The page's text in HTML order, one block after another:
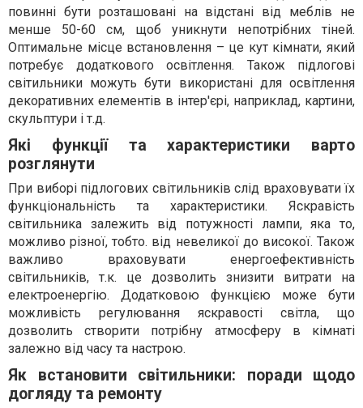
повинні бути розташовані на відстані від меблів не
менше 50-60 см, щоб уникнути непотрібних тіней.
Оптимальне місце встановлення – це кут кімнати, який
потребує додаткового освітлення. Також підлогові
світильники можуть бути використані для освітлення
декоративних елементів в інтер'єрі, наприклад, картини,
скульптури і т.д.
Які функції та характеристики варто
розглянути
При виборі підлогових світильників слід враховувати їх
функціональність та характеристики. Яскравість
світильника залежить від потужності лампи, яка то,
можливо різної, тобто. від невеликої до високої. Також
важливо враховувати енергоефективність
світильників, т.к. це дозволить знизити витрати на
електроенергію. Додатковою функцією може бути
можливість регулювання яскравості світла, що
дозволить створити потрібну атмосферу в кімнаті
залежно від часу та настрою.
Як встановити світильники: поради щодо
догляду та ремонту